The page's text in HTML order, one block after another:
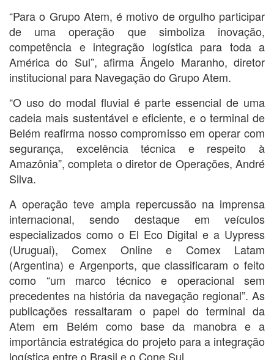
“Para o Grupo Atem, é motivo de orgulho participar
de uma operação que simboliza inovação,
competência e integração logística para toda a
América do Sul”, afirma Ângelo Maranho, diretor
institucional para Navegação do Grupo Atem.
“O uso do modal fluvial é parte essencial de uma
cadeia mais sustentável e eficiente, e o terminal de
Belém reafirma nosso compromisso em operar com
segurança, excelência técnica e respeito à
Amazônia”, completa o diretor de Operações, André
Silva.
A operação teve ampla repercussão na imprensa
internacional, sendo destaque em veículos
especializados como o El Eco Digital e a Uypress
(Uruguai), Comex Online e Comex Latam
(Argentina) e Argenports, que classificaram o feito
como “um marco técnico e operacional sem
precedentes na história da navegação regional”. As
publicações ressaltaram o papel do terminal da
Atem em Belém como base da manobra e a
importância estratégica do projeto para a integração
logística entre o Brasil e o Cone Sul.